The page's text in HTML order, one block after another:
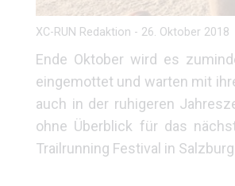
XC-RUN Redaktion - 26. Oktober 2018
Ende Oktober wird es
eingemottet und warten mit
auch in der ruhigeren
ohne Überblick für das
Trailrunning Festival in